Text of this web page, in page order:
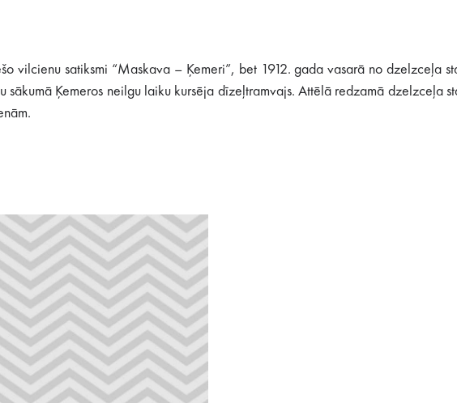
vilcienu satiksmi “Maskava – Ķemeri”, bet 1912. gada vasarā no dzelzceļa
Ķemeros neilgu laiku kursēja dīzeļtramvajs. Attēlā redzamā dzelzceļa